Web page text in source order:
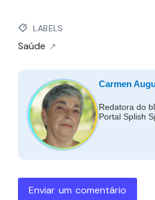
LABELS
Saúde
Carmen
Redatora do
Portal Splish
Enviar um comentário